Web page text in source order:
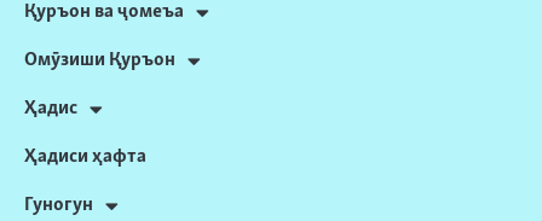
Қуръон ва ҷомеъа
Омӯзиши Қуръон
Ҳадис
Ҳадиси ҳафта
Гуногун